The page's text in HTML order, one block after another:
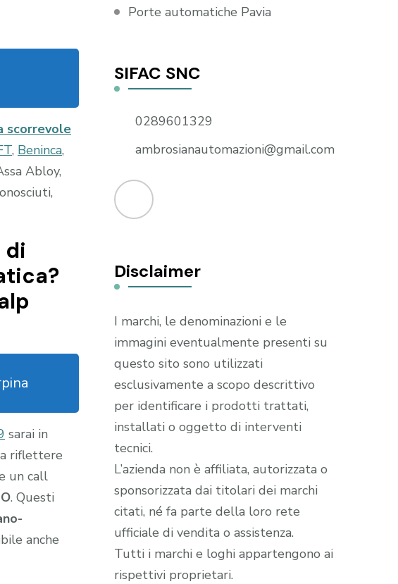
scorrevole
, Beninca,
Abloy,
di
sarai in
riflettere
un call
. Questi
anche
Porte automatiche Pavia
SIFAC SNC
0289601329
ambrosianautomazioni@gmail.com
Disclaimer
I marchi, le denominazioni e le
immagini eventualmente presenti su
questo sito sono utilizzati
esclusivamente a scopo descrittivo
per identificare i prodotti trattati,
installati o oggetto di interventi
tecnici.
L’azienda non è affiliata, autorizzata o
sponsorizzata dai titolari dei marchi
citati, né fa parte della loro rete
ufficiale di vendita o assistenza.
Tutti i marchi e loghi appartengono ai
rispettivi proprietari.